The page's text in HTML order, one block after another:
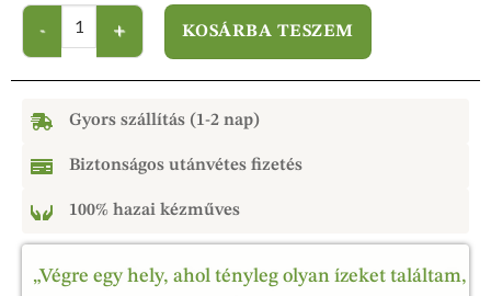
KOSÁRBA TESZEM
Gyors szállítás (1-2 nap)
Biztonságos utánvétes fizetés
100% hazai kézműves
„Végre egy hely, ahol tényleg olyan ízeket találtam,